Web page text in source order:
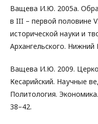
Ващева И.Ю. 2005а.
в III – первой половине
исторической науки и
Архангельского. Нижний
Ващева И.Ю. 2009.
Кесарийский. Научные
Политология.
38–42.